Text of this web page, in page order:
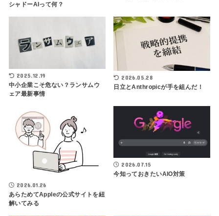
シャドーAIって何？
2025.12.19
中小企業こそ危ない？ランサムウ
ェア最新事情
2026.05.28
日立とAnthropicが手を組んだ！
2026.01.26
あらためてAppleの公式サイトを紐
解いてみる
2026.07.15
今知っておきたいAIO対策